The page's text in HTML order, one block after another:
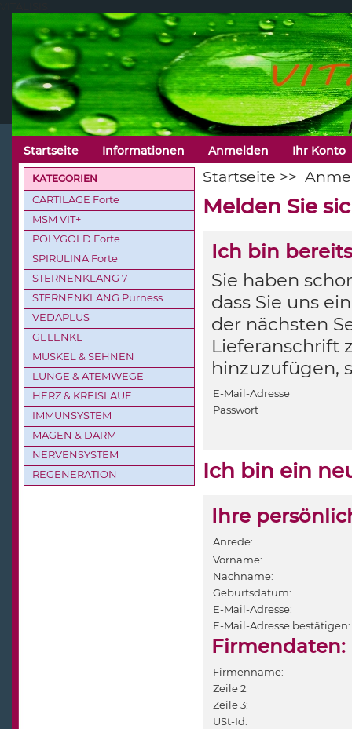
Startseite >>
Melden Sie
Ich bin
Sie haben
dass Sie uns
der nächsten
Lieferanschrift
hinzuzufügen,
E-Mail-Adresse
Passwort
Ich bin ein
Ihre
Anrede:
Vorname:
Nachname:
Geburtsdatum:
E-Mail-Adresse:
E-Mail-Adresse bestätigen:
Firmendaten:
Firmenname:
Zeile 2:
Zeile 3:
USt-Id:
KATEGORIEN
CARTILAGE Forte
MSM VIT+
POLYGOLD Forte
SPIRULINA Forte
STERNENKLANG 7
STERNENKLANG Purness
VEDAPLUS
GELENKE
MUSKEL & SEHNEN
LUNGE & ATEMWEGE
HERZ & KREISLAUF
IMMUNSYSTEM
MAGEN & DARM
NERVENSYSTEM
REGENERATION
Startseite Informationen Anmelden Ihr Konto